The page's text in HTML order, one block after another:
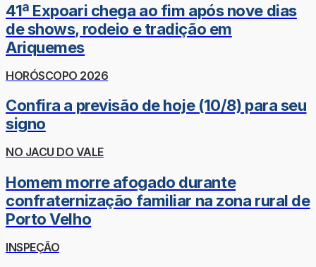
41ª Expoari chega ao fim após nove dias
de shows, rodeio e tradição em
Ariquemes
HORÓSCOPO 2026
Confira a previsão de hoje (10/8) para seu
signo
NO JACU DO VALE
Homem morre afogado durante
confraternização familiar na zona rural de
Porto Velho
INSPEÇÃO